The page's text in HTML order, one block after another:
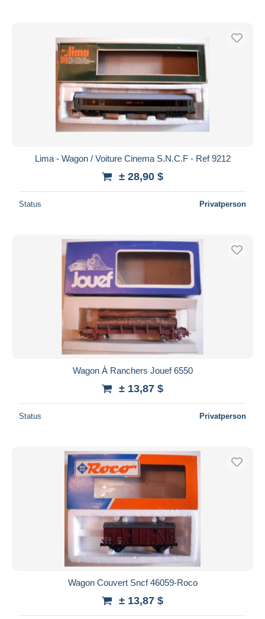
Lima - Wagon / Voiture Cinema S.N.C.F - Ref 9212
± 28,90 $
Status Privatperson
Wagon À Ranchers Jouef 6550
± 13,87 $
Status Privatperson
Wagon Couvert Sncf 46059-Roco
± 13,87 $